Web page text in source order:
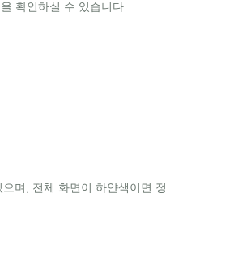
확인하실 수 있습니다.
며, 전체 화면이 하얀색이면 정